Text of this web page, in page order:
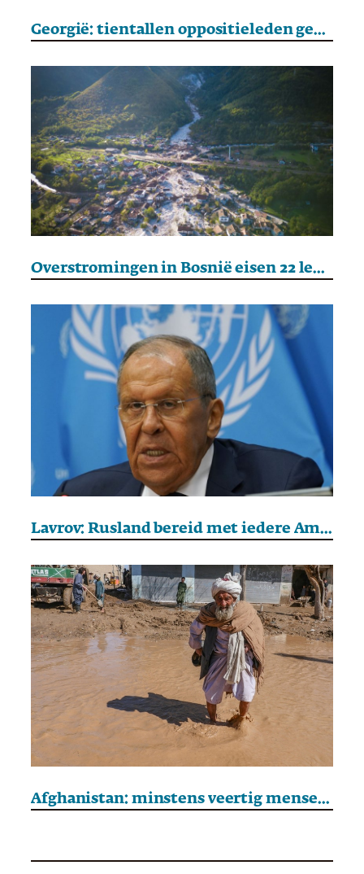
Georgië: tientallen oppositieleden gearresteerd tijdens demonstraties
Overstromingen in Bosnië eisen 22 levens, evacuatie afgekondigd
Lavrov: Rusland bereid met iedere Amerikaanse president samen te werken
Afghanistan: minstens veertig mensen omgekomen door regen en storm